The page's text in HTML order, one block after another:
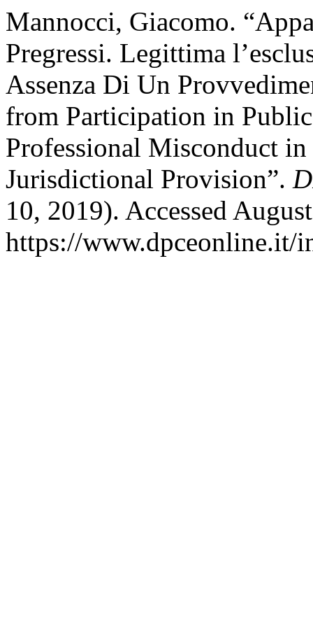
Mannocci, Giacomo.
Pregressi. Legittima
Assenza Di Un
from Participation in
Professional Misconduct
Jurisdictional Provision”.
10, 2019). Accessed
https://www.dpceonline.it/